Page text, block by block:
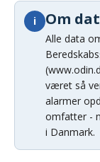
i Om
Alle data
været så
alarmer
omfatter -
i Danmark.